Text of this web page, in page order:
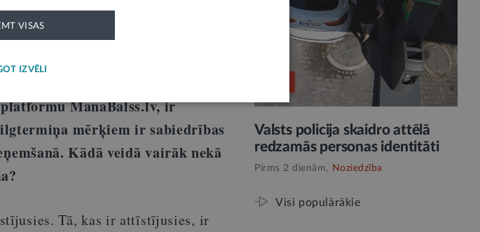
“Sabiedrības
ManaBalss.lv, ir
mērķiem ir sabiedrības
Kādā veidā vairāk nekā
Tā, kas ir attīstījusies, ir
Valsts policija skaidro attēlā
redzamās personas identitāti
Pirms 2 dienām, Noziedzība
Visi populārākie
VISAS
IZVĒLI